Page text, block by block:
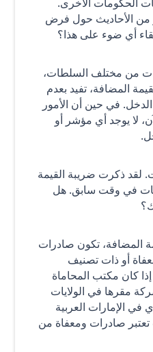
من الأحاديث حول فرض
أي ضوء على هذا؟
من مختلف السلطات،
المضافة، تفيد بعدم
في حين أن الأمور
لا يوجد أي مؤشر أو
لقد ذكرت ضريبة القيمة
في وقت سابق. هل
المضافة، تكون صادرات
أو ذات تصنيف
كان مكتب المحاماة
مقرها في الولايات
في الإمارات العربية
تعتبر صادرات ومعفاة من